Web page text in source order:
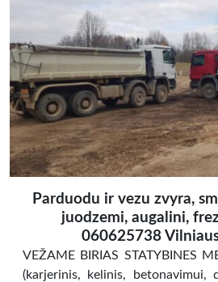
Parduodu ir vezu zvyra,
juodzemi, augalini,
060625738
VEŽAME BIRIAS STATYBINES
(karjerinis, kelinis, betonavimui,